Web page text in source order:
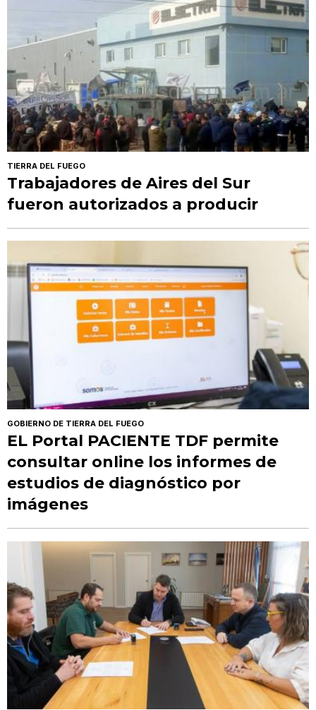
TIERRA DEL FUEGO
Trabajadores de Aires del Sur
fueron autorizados a producir
GOBIERNO DE TIERRA DEL FUEGO
EL Portal PACIENTE TDF permite
consultar online los informes de
estudios de diagnóstico por
imágenes